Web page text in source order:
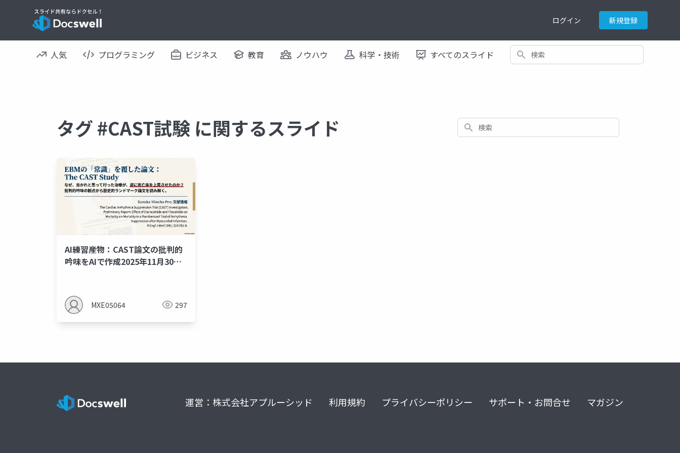
ログイン 新規登録
人気 プログラミング ビジネス 教育 ノウハウ 科学・技術 すべてのスライド 検索
タグ #CAST試験 に関するスライド 検索
AI練習産物：CAST論文の批判的
吟味をAIで作成2025年11月30日
MXE05064 297
運営：株式会社アプルーシッド 利用規約 プライバシーポリシー サポート・お問合せ マガジン